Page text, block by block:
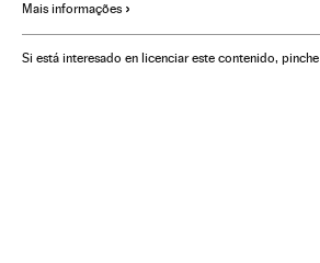
Mais informações
Si está interesado en licenciar este contenido, pinche